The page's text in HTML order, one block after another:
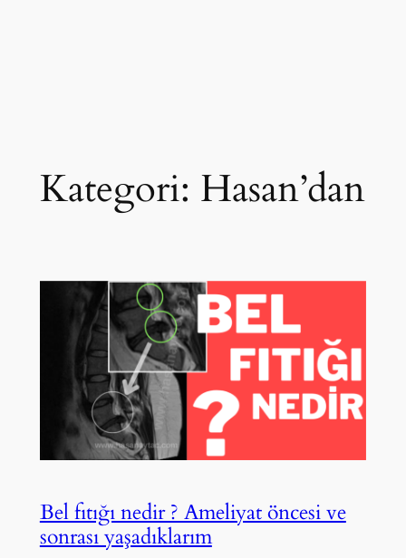
Kategori: Hasan’dan
Bel fıtığı nedir ? Ameliyat öncesi ve
sonrası yaşadıklarım